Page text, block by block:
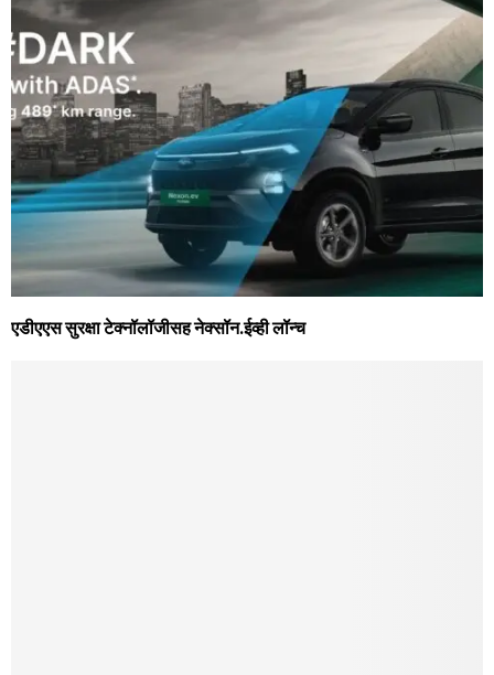
एडीएएस सुरक्षा टेक्नॉलॉजीसह नेक्सॉन.ईव्ही लॉन्च